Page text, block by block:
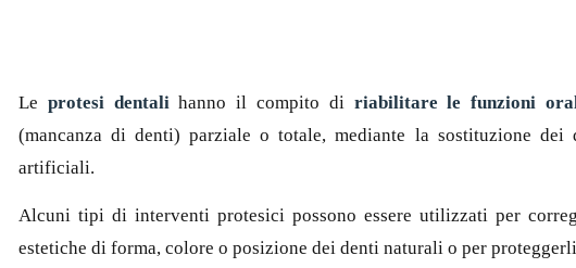
Le protesi dentalihanno il compito di riabilitare le funzioni
(mancanza di denti) parziale o totale, mediante la sostituzione
artificiali.
Alcuni tipi di interventi protesici possono essere utilizzati per
estetiche di forma, colore o posizione dei denti naturali o per